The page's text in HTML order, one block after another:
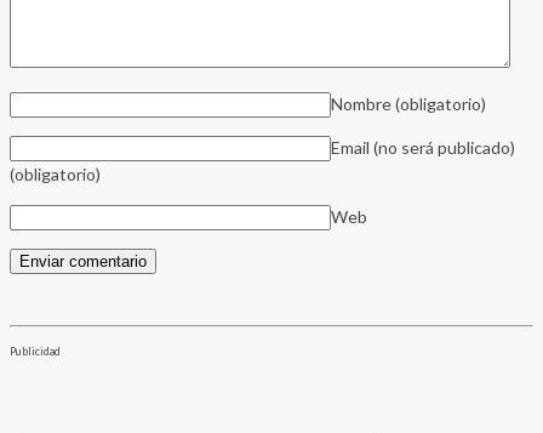
Nombre(obligatorio)
Email (no será publicado)
(obligatorio)
Web
Publicidad